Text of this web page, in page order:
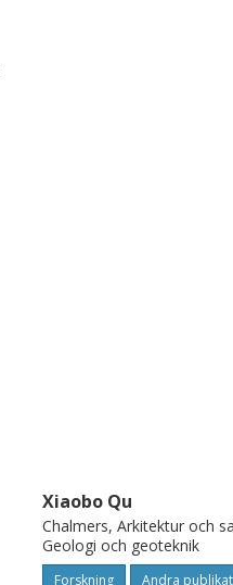
Xiaobo Qu
Chalmers, Arkitektur och
Geologi och geoteknik
Forskning Andra